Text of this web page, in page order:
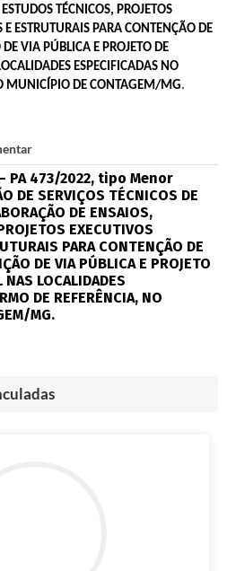
TÉCNICOS, PROJETOS
E ESTRUTURAIS PARA CONTENÇÃO DE
VIA PÚBLICA E PROJETO DE
ESPECIFICADAS NO
MUNICÍPIO DE CONTAGEM/MG.
PA 473/2022, tipo Menor
DE SERVIÇOS TÉCNICOS DE
DE ENSAIOS,
EXECUTIVOS
PARA CONTENÇÃO DE
DE VIA PÚBLICA E PROJETO
NAS LOCALIDADES
DE REFERÊNCIA, NO
MG.